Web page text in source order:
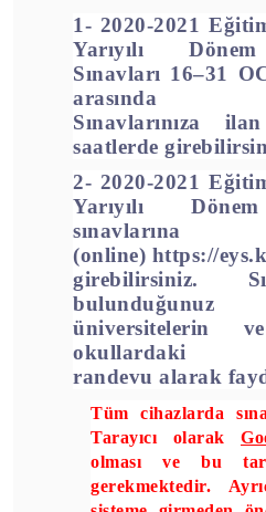
1- 2020-2021
Yarıyılı
Sınavları 16–31
arasında
Sınavlarınıza
saatlerde
2- 2020-2021
Yarıyılı
(online) https://
girebilirsiniz.
üniversitelerin
okullardaki
randevu alarak
Tüm cihazlarda
Tarayıcı olarak
olması ve bu
gerekmektedir.